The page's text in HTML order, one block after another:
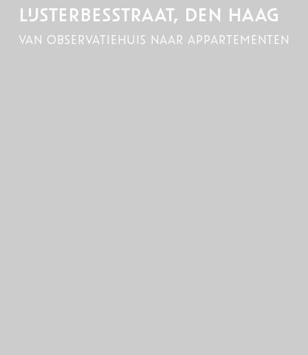
LIJSTERBESSTRAAT, DEN HAAG
van observatiehuis naar appartementen